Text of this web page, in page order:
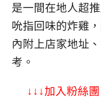
是一間在地人超
吮指回味的炸雞
內附上店家地址
考。
↓↓↓加入粉絲